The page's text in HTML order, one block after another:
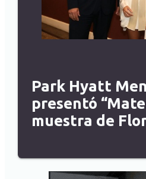
Park Hyatt
presentó
muestra de